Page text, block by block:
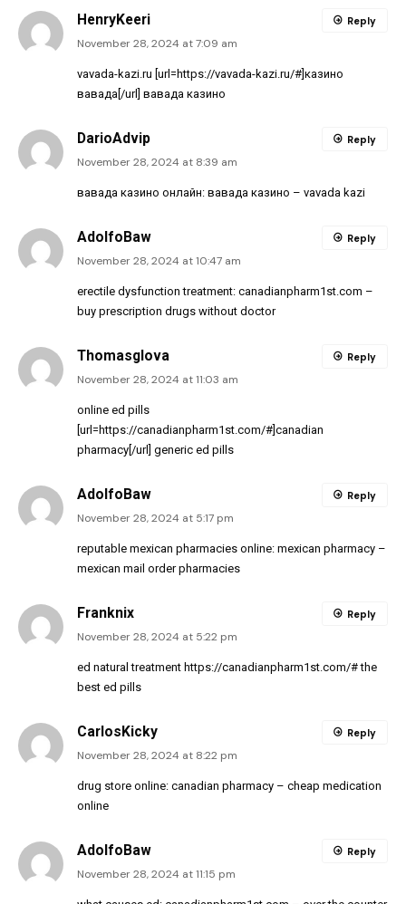
HenryKeeri
November 28, 2024 at 7:09 am
vavada-kazi.ru [url=https://vavada-kazi.ru/#]казино
вавада[/url] вавада казино
Reply
DarioAdvip
November 28, 2024 at 8:39 am
вавада казино онлайн: вавада казино – vavada kazi
Reply
AdolfoBaw
November 28, 2024 at 10:47 am
erectile dysfunction treatment: canadianpharm1st.com –
buy prescription drugs without doctor
Reply
Thomasglova
November 28, 2024 at 11:03 am
online ed pills
[url=https://canadianpharm1st.com/#]canadian
pharmacy[/url] generic ed pills
Reply
AdolfoBaw
November 28, 2024 at 5:17 pm
reputable mexican pharmacies online: mexican pharmacy –
mexican mail order pharmacies
Reply
Franknix
November 28, 2024 at 5:22 pm
ed natural treatment https://canadianpharm1st.com/#the
best ed pills
Reply
CarlosKicky
November 28, 2024 at 8:22 pm
drug store online: canadian pharmacy – cheap medication
online
Reply
AdolfoBaw
November 28, 2024 at 11:15 pm
Reply